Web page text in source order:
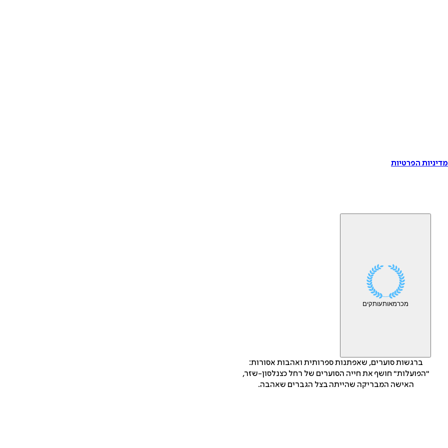
הפרטיות
מכרמאותעותקים
ברגשות סוערים, שאפתנות ספרותית ואהבות אסורות:
"הפועלות" חושף את חייה הסוערים של רחל כצנלסון-שזר,
האישה המבריקה שהייתה בצל הגברים שאהבה.